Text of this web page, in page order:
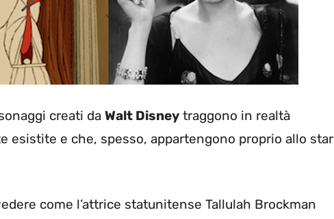
creati da Walt Disney traggono in realtà
esistite e che, spesso, appartengono proprio allo star
come l’attrice statunitense Tallulah Brockman